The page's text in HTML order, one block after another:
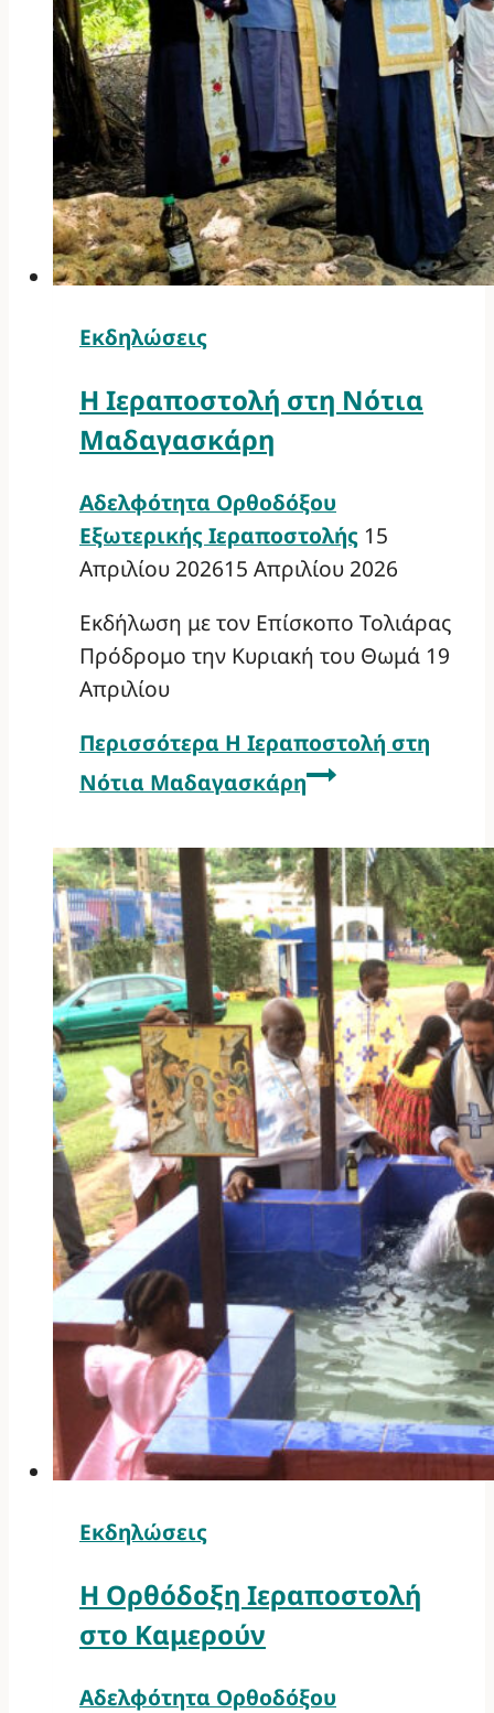
Εκδηλώσεις
Η Ιεραποστολή στη Νότια
Μαδαγασκάρη
Αδελφότητα Ορθοδόξου
Εξωτερικής Ιεραποστολής 15
Απριλίου 202615 Απριλίου 2026
Εκδήλωση με τον Επίσκοπο Τολιάρας
Πρόδρομο την Κυριακή του Θωμά 19
Απριλίου
Περισσότερα Η Ιεραποστολή στη
Νότια Μαδαγασκάρη
Εκδηλώσεις
Η Ορθόδοξη Ιεραποστολή
στο Καμερούν
Αδελφότητα Ορθοδόξου